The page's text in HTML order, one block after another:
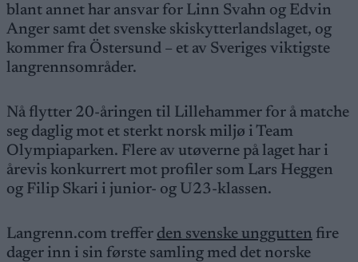
blant annet har ansvar for Linn Svahn og Edvin
Anger samt det svenske skiskytterlandslaget, og
kommer fra Östersund – et av Sveriges viktigste
langrennsområder.
Nå flytter 20-åringen til Lillehammer for å matche
seg daglig mot et sterkt norsk miljø i Team
Olympiaparken. Flere av utøverne på laget har i
årevis konkurrert mot profiler som Lars Heggen
og Filip Skari i junior- og U23-klassen.
Langrenn.com treffer den svenske unggutten fire
dager inn i sin første samling med det norske